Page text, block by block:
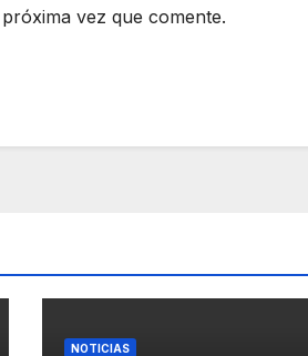
vez que comente.
NOTICIAS